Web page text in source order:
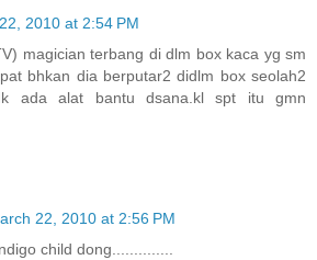
2010 at 2:54 PM
magician terbang di dlm box kaca yg sm
bhkan dia berputar2 didlm box seolah2
ada alat bantu dsana.kl spt itu gmn
22, 2010 at 2:56 PM
child dong..............